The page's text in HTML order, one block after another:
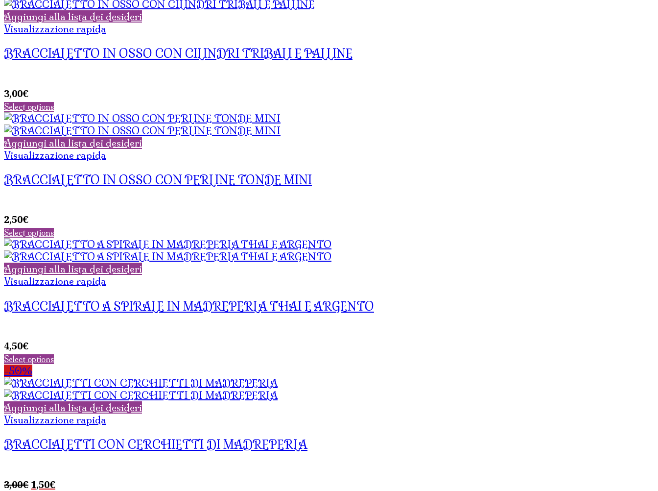
Aggiungi alla lista dei desideri
Visualizzazione rapida
BRACCIALETTO IN OSSO CON CILINDRI TRIBALI E PALLINE
3,00€
Select options
Aggiungi alla lista dei desideri
Visualizzazione rapida
BRACCIALETTO IN OSSO CON PERLINE TONDE MINI
2,50€
Select options
Aggiungi alla lista dei desideri
Visualizzazione rapida
BRACCIALETTO A SPIRALE IN MADREPERLA THAI E ARGENTO
4,50€
Select options
-50%
Aggiungi alla lista dei desideri
Visualizzazione rapida
BRACCIALETTI CON CERCHIETTI DI MADREPERLA
3,00€ Il
1,50€Il